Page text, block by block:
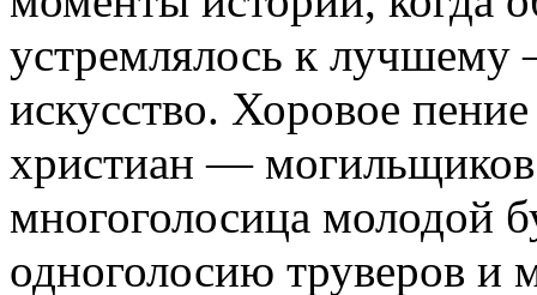
устремлялось к лучшему
искусство. Хоровое
христиан — могильщиков
многоголосица молодой
одноголосию труверов и